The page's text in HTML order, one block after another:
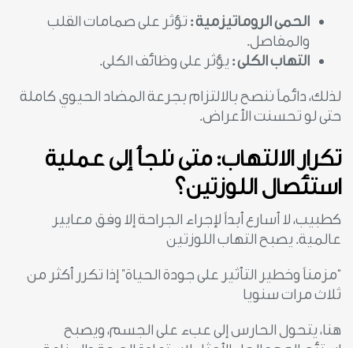
الحمى الروماتيزمية :تؤثر على صمامات القلب
والمفاصل.
التهاب الكلى :يؤثر على وظائف الكلى.
لذلك، دائماً ننصح بالالتزام بجرعة المضاد الحيوي كاملة
حتى لو تحسنت الأعراض.
تكرار الالتهاب: متى نلجأ إلى عملية
استئصال اللوزتين؟
كطبيب، لا أسارع أبداً لإجراء الجراحة إلا وفق معايير
عالمية. يصبح التهاب اللوزتين
“مزمناً وخطير التأثير على جودة الحياة” إذا تكرر أكثر من
ثلاث مرات سنويا
هنا، يتحول الحارس إلى عبء على الجسم، ويصبح